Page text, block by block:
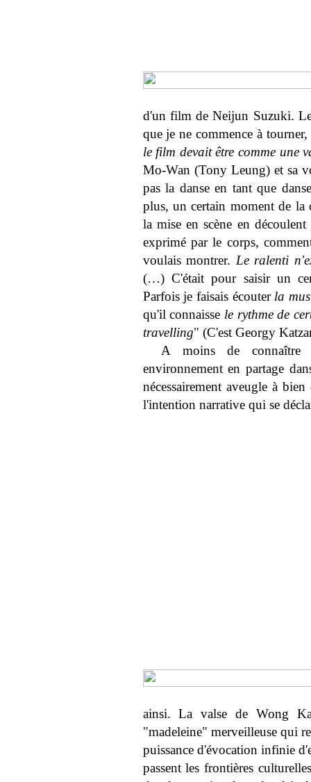
d'un film de Neijun Suzuki.
que je ne commence à
le film devait être comme une
Mo-Wan (Tony Leung) et sa
pas la danse en tant que
plus, un certain moment de la
la mise en scène en
exprimé par le corps,
voulais montrer. Le ralenti
(…) C'était pour saisir un
Parfois je faisais écouter la
qu'il connaisse le rythme de
travelling" (C'est Georgy
A moins de connaître
environnement en partage
nécessairement aveugle à
l'intention narrative qui se
ainsi. La valse de Wong
"madeleine" merveilleuse qui
puissance d'évocation infinie
passent les frontières